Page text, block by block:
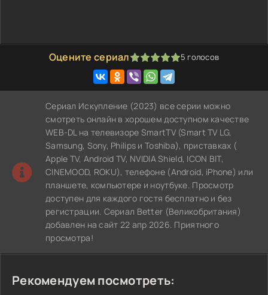
Оцените сериал
1 2 3 4 5 5 голосов
Сериал Искупление (2023) все серии можно
смотреть онлайн в хорошем доступном качестве
WEB-DL на телевизоре SmartTV (Smart TV LG,
Samsung, Sony, Philips и Toshiba), приставках (
Apple TV, Android TV, NVIDIA Shield, ICON BIT,
CINEMOOD, ROKU), телефоне (Android, iPhone) или
планшете, компьютере и ноутбуке. Просмотр
доступен для каждого гостя бесплатно и без
регистрации. Сериал Better (Великобритания)
добавлен на сайт 22 апр 2026. Приятного
просмотра!
Рекомендуем посмотреть: